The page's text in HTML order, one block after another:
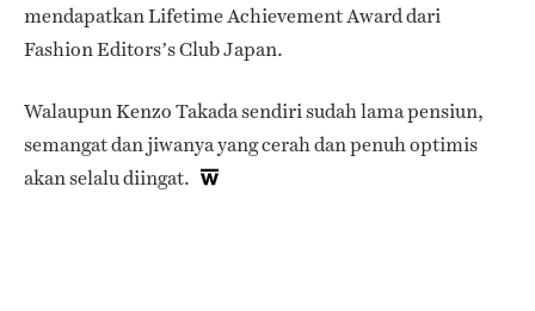
mendapatkan Lifetime Achievement Award dari
Fashion Editors’s Club Japan.
Walaupun Kenzo Takada sendiri sudah lama pensiun,
semangat dan jiwanya yang cerah dan penuh optimis
akan selalu diingat.